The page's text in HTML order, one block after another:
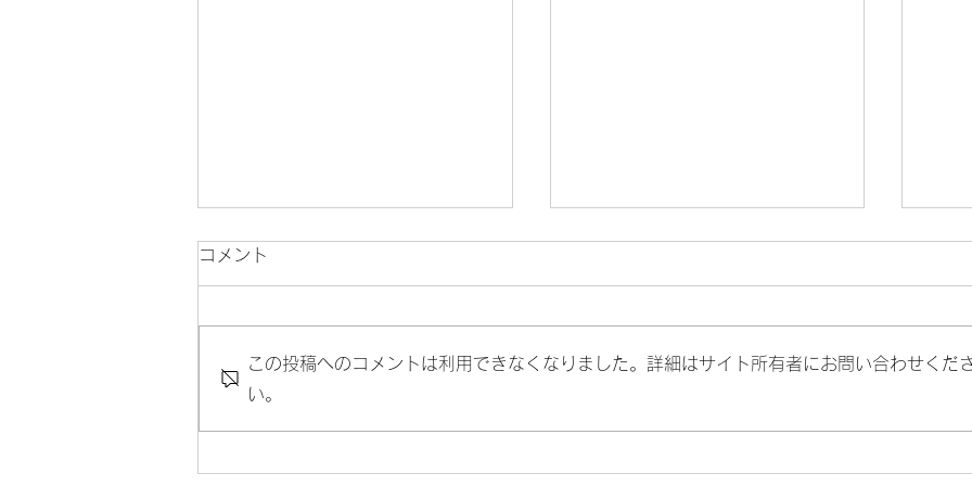
柏村美生さんと対談～すべて
の階層で女性比率約50％を目
指す～
クルート執行役員の柏村さんと対
談しました。
日本郵政主催 Social Co-
コメント
この投稿へのコメントは利用できなくなりました。詳細はサイト所有者にお問い合わせくだ
い。